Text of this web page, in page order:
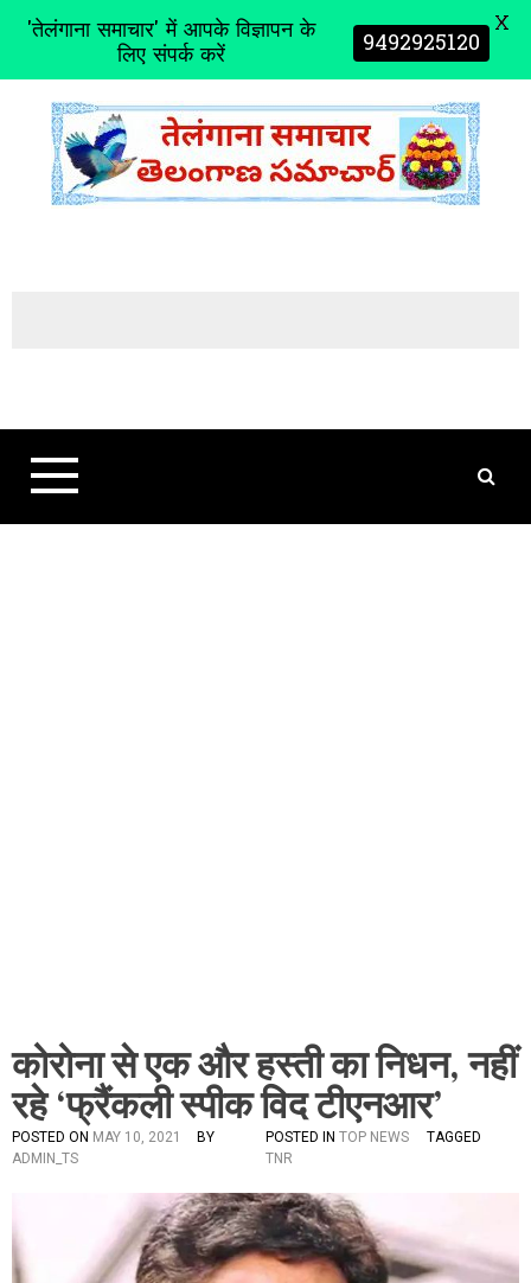
t
कोरोना से एक और हस्ती का निधन, नहीं
रहे ‘फ्रैंकली स्पीक विद टीएनआर’
POSTED ON MAY 10, 2021
BY
ADMIN_TS
POSTED IN TOP NEWS
TAGGED
TNR
'तेलंगाना समाचार' में आपके विज्ञापन के
लिए संपर्क करें 9492925120 X